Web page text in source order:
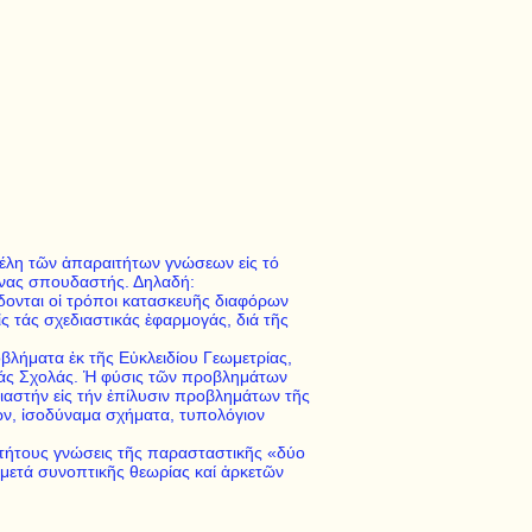
τῶν ἀπαραιτήτων γνώσεων εἰς τό
σπουδαστής. Δηλαδή:
οἱ τρόποι κατασκευῆς διαφόρων
σχεδιαστικάς ἐφαρμογάς, διά τῆς
ἐκ τῆς Εὐκλειδίου Γεωμετρίας,
Σχολάς. Ἡ φύσις τῶν προβλημάτων
εἰς τήν ἐπίλυσιν προβλημάτων τῆς
ἰσοδύναμα σχήματα, τυπολόγιον
γνώσεις τῆς παρασταστικῆς «δύο
συνοπτικῆς θεωρίας καί ἀρκετῶν